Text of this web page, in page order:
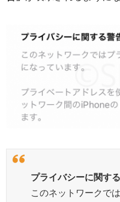
プライバシーに関す
このネットワークで